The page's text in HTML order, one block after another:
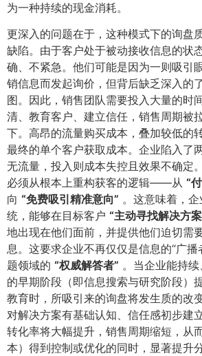
为一种持续的现金消耗。
更深入的问题在于，这种模式下的询盘
缺陷。由于客户处于被动接收信息的状
确、不紧急。他们可能是因为一则吸引
销信息而发起询价，但背后缺乏深入的
图。因此，销售团队需要投入大量的时
清、教育客户、建立信任，销售周期被
下。高昂的流量购买成本，叠加较低的
最终的单个客户获取成本。企业陷入了
无流量，投入则成本失控且效果不确定
必须从根本上重构获客的逻辑——从 ​“
向 ​“免费吸引精准意向”​ 。这意味着，
统，能够在目标客户 ​“主动寻找解决方
地出现在他们面前，并提供他们迫切需
息。这要求企业不再仅仅是信息的“广播
题领域的 ​“权威解答者”​ 。当企业能持
的早期阶段（即信息搜索与研究阶段）
教育时，所吸引来的询盘将发生质的改
对解决方案有基础认知、信任感初步建
转化率将大幅提升，销售周期缩短，从
本）得到控制或优化的同时，显著提升